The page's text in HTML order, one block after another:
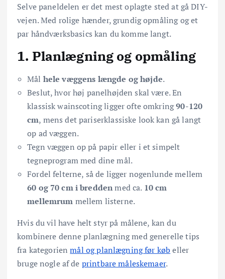
Selve paneldelen er det mest oplagte sted at gå DIY-
vejen. Med rolige hænder, grundig opmåling og et
par håndværksbasics kan du komme langt.
1. Planlægning og opmåling
Mål hele væggens længde og højde.
Beslut, hvor høj panelhøjden skal være. En
klassisk wainscoting ligger ofte omkring90-120
cm, mens det pariserklassiske look kan gå langt
op ad væggen.
Tegn væggen op på papir eller i et simpelt
tegneprogram med dine mål.
Fordel felterne, så de ligger nogenlunde mellem
60 og 70 cm i breddenmed ca. 10 cm
mellemrum mellem listerne.
Hvis du vil have helt styr på målene, kan du
kombinere denne planlægning med generelle tips
fra kategorienmål og planlægning før køb eller
bruge nogle af de printbare måleskemaer.